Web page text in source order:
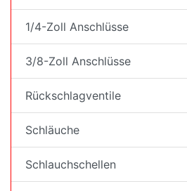
1/4-Zoll Anschlüsse
3/8-Zoll Anschlüsse
Rückschlagventile
Schläuche
Schlauchschellen